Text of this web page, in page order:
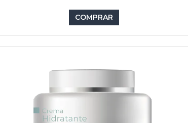
COMPRAR